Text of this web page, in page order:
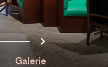
2 Suivant
Galerie